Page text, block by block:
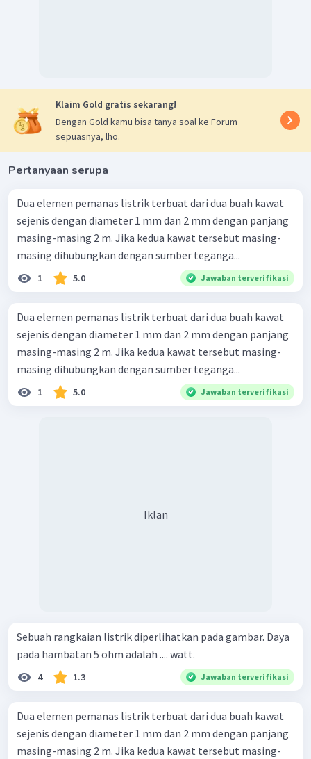
Klaim Gold gratis sekarang!
Dengan Gold kamu bisa tanya soal ke Forum
sepuasnya, lho.
Pertanyaan serupa
Dua elemen pemanas listrik terbuat dari dua buah kawat
sejenis dengan diameter 1 mm dan 2 mm dengan panjang
masing-masing 2 m. Jika kedua kawat tersebut masing-
masing dihubungkan dengan sumber teganga...
1 5.0 Jawaban terverifikasi
Dua elemen pemanas listrik terbuat dari dua buah kawat
sejenis dengan diameter 1 mm dan 2 mm dengan panjang
masing-masing 2 m. Jika kedua kawat tersebut masing-
masing dihubungkan dengan sumber teganga...
1 5.0 Jawaban terverifikasi
Iklan
Sebuah rangkaian listrik diperlihatkan pada gambar. Daya
pada hambatan 5 ohm adalah .... watt.
4 1.3 Jawaban terverifikasi
Dua elemen pemanas listrik terbuat dari dua buah kawat
sejenis dengan diameter 1 mm dan 2 mm dengan panjang
masing-masing 2 m. Jika kedua kawat tersebut masing-